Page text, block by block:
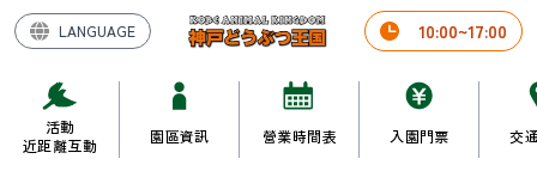
LANGUAGE 10:00~17:00
活動
近距離互動
園區資訊 營業時間表 入園門票 交